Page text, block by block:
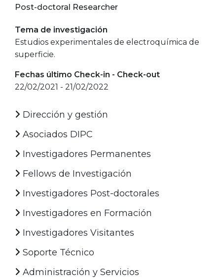
Post-doctoral Researcher
Tema de investigación
Estudios experimentales de electroquímica de
superficie.
Fechas último Check-in - Check-out
22/02/2021 - 21/02/2022
Dirección y gestión
Asociados DIPC
Investigadores Permanentes
Fellows de Investigación
Investigadores Post-doctorales
Investigadores en Formación
Investigadores Visitantes
Soporte Técnico
Administración y Servicios